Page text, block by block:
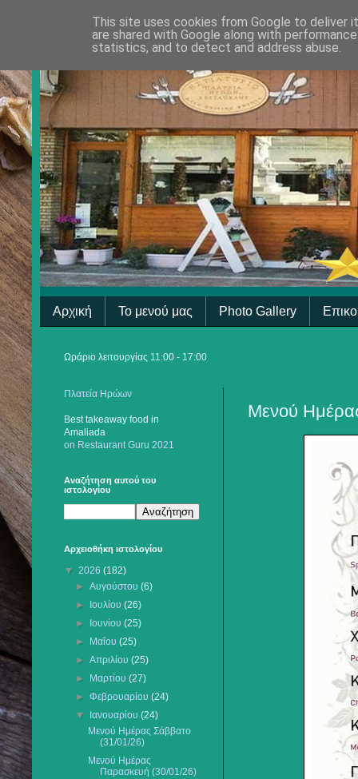
Αρχική Το μενού μας Photo Gallery
Ωράριο λειτουργίας 11:00 - 17:00
Μενού
Πλατεία Ηρώων
Best takeaway food in
Amaliada
on Restaurant Guru 2021
Αναζήτηση αυτού του
ιστολογίου
Αρχειοθήκη ιστολογίου
▼ 2026 (182)
►Αυγούστου(6)
►
Ιουλίου(26)
►
Ιουνίου(25)
►
Μαΐου(25)
►Απριλίου(25)
►
Μαρτίου(27)
►Φεβρουαρίου(24)
▼
Ιανουαρίου(24)
Μενού Ημέρας Σάββατο
(31/01/26)
Μενού Ημέρας
Παρασκευή (30/01/26)
This site uses cookies from Google to deliver
are shared with Google along with
statistics, and to detect and address abuse.